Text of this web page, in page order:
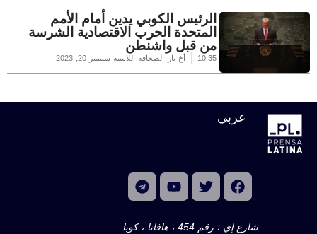
الرئيس الكوبي يدين أمام الأمم
المتحدة الحرب الاقتصادية الشرسة
من قبل واشنطن
10:35 أخ بار الصحافة اللاتينية سبتمبر 20, 2023
عربي
شارع إي ، رقم 454 ، هافانا ، كوبا